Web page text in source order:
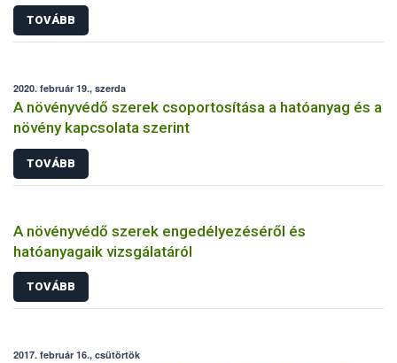
TOVÁBB
2020. február 19., szerda
A növényvédő szerek csoportosítása a hatóanyag és a
növény kapcsolata szerint
TOVÁBB
A növényvédő szerek engedélyezéséről és
hatóanyagaik vizsgálatáról
TOVÁBB
2017. február 16., csütörtök